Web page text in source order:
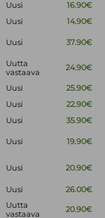
Uusi
16.90€
Uusi
14.90€
Uusi 37.90€
Uutta
vastaava
24.90€
Uusi
25.90€
Uusi
22.90€
Uusi
35.90€
Uusi 19.90€
Uusi 20.90€
Uusi 26.00€
Uutta
vastaava
20.90€